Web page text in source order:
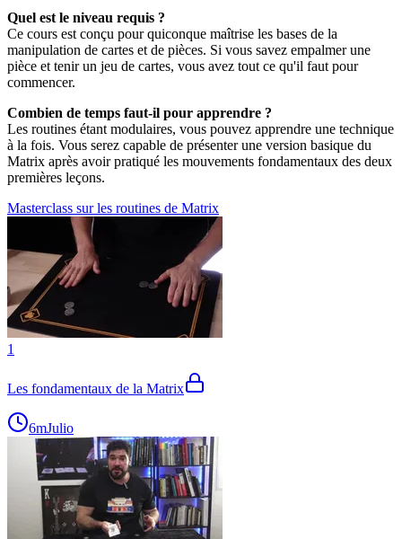
Quel est le niveau requis ?
Ce cours est conçu pour quiconque maîtrise les bases de la
manipulation de cartes et de pièces. Si vous savez empalmer une
pièce et tenir un jeu de cartes, vous avez tout ce qu'il faut pour
commencer.
Combien de temps faut-il pour apprendre ?
Les routines étant modulaires, vous pouvez apprendre une technique
à la fois. Vous serez capable de présenter une version basique du
Matrix après avoir pratiqué les mouvements fondamentaux des deux
premières leçons.
Masterclass sur les routines de Matrix
1
Les fondamentaux de la Matrix
6mJulio